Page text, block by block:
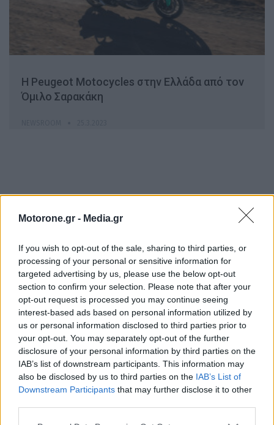
Motorone.gr - Media.gr
If you wish to opt-out of the sale, sharing to third parties, or
processing of your personal or sensitive information for
targeted advertising by us, please use the below opt-out
section to confirm your selection. Please note that after your
opt-out request is processed you may continue seeing
interest-based ads based on personal information utilized by
us or personal information disclosed to third parties prior to
your opt-out. You may separately opt-out of the further
disclosure of your personal information by third parties on the
IAB’s list of downstream participants. This information may
also be disclosed by us to third parties on the IAB’s List of
Downstream Participants that may further disclose it to other
Η Peugeot Motocycles στην Ελλάδα από τον
Όμιλο Σαρακάκη
ΕΠΙΚΑΙΡΟΤΗΤΑ
Toyota GR86: Στοχευμένες αλλαγές με επίκεντρο